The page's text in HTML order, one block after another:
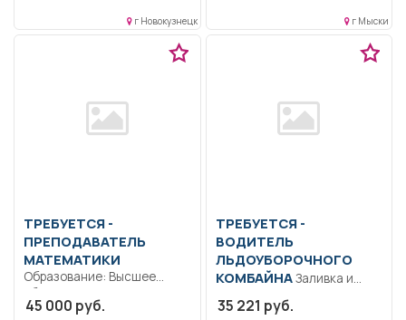
г Новокузнецк г Мыски
ТРЕБУЕТСЯ -
ПРЕПОДАВАТЕЛЬ
МАТЕМАТИКИ
Образование: Высшее
образование —
специалитет,
45 000 руб.
ТРЕБУЕТСЯ -
ВОДИТЕЛЬ
ЛЬДОУБОРОЧНОГО
КОМБАЙНАЗаливка и
рабочий день..
35 221 руб.